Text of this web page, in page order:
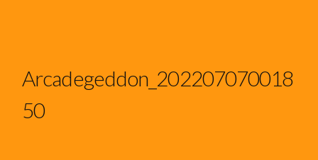
Arcadegeddon_202207070018
50